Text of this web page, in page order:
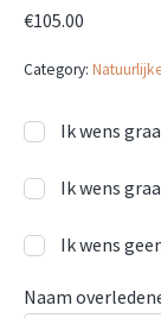
€105.00
Category:
Ik wens
Ik wens
Ik wens
Naam